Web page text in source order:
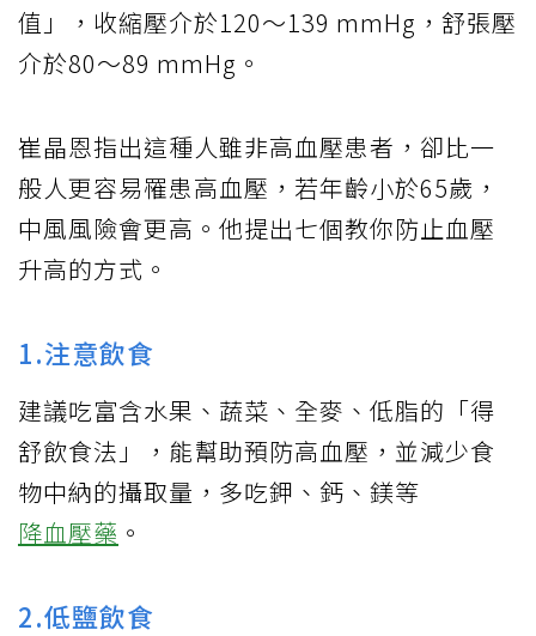
值」，收縮壓介於120～139 mmHg，舒張壓
介於80～89 mmHg。
崔晶恩指出這種人雖非高血壓患者，卻比一
般人更容易罹患高血壓，若年齡小於65歲，
中風風險會更高。他提出七個教你防止血壓
升高的方式。
1.注意飲食
建議吃富含水果、蔬菜、全麥、低脂的「得
舒飲食法」，能幫助預防高血壓，並減少食
物中納的攝取量，多吃鉀、鈣、鎂等
降血壓藥 。
2.低鹽飲食